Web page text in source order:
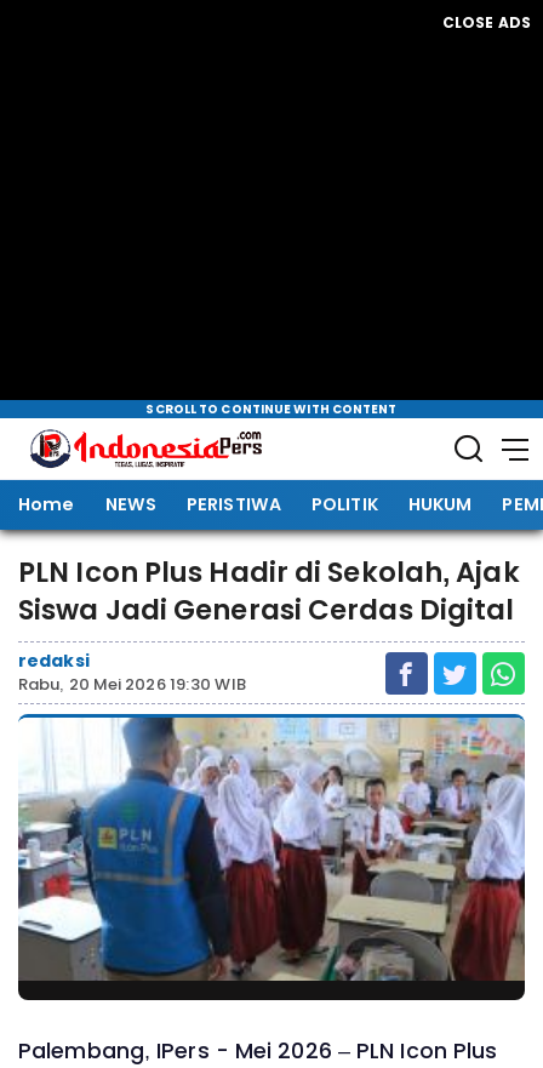
CLOSE ADS
SCROLL TO CONTINUE WITH CONTENT
Home NEWS PERISTIWA POLITIK HUKUM
PLN Icon Plus Hadir di Sekolah, Ajak
Siswa Jadi Generasi Cerdas Digital
redaksi
Rabu, 20 Mei 2026 19:30 WIB
Palembang, IPers - Mei 2026 – PLN Icon Plus